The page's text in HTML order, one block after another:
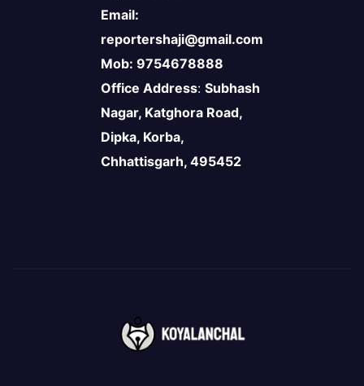
Email:
reportershaji@gmail.com
Mob: 9754678888
Office Address: Subhash
Nagar, Katghora Road,
Dipka, Korba,
Chhattisgarh, 495452